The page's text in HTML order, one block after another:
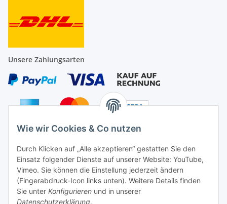
Wie wir Cookies & Co nutzen
Durch Klicken auf „Alle akzeptieren“ gestatten Sie den
Einsatz folgender Dienste auf unserer Website: YouTube,
Vimeo. Sie können die Einstellung jederzeit ändern
(Fingerabdruck-Icon links unten). Weitere Details finden
Sie unter Konfigurieren und in unserer
Datenschutzerklärung.
Unsere Zahlungsarten
Ein Partnershop der